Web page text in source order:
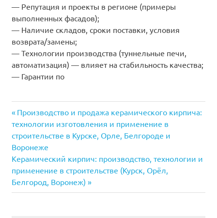
— Репутация и проекты в регионе (примеры
выполненных фасадов);
— Наличие складов, сроки поставки, условия
возврата/замены;
— Технологии производства (туннельные печи,
автоматизация) — влияет на стабильность качества;
— Гарантии по
Навигация
по
записям
Предыдущая
запись:
Производство и продажа керамического кирпича:
технологии изготовления и применение в
строительстве в Курске, Орле, Белгороде и
Воронеже
Следующая
запись:
Керамический кирпич: производство, технологии и
применение в строительстве (Курск, Орёл,
Белгород, Воронеж)